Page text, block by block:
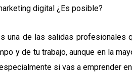
digital ¿Es posible?
una de las salidas
y de tu trabajo, aunque en la
si vas a emprender